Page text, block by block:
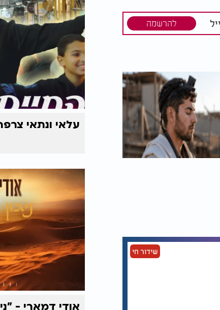
להרשמה
שידור חי
עלאי ונתאי
אודי דמארי -